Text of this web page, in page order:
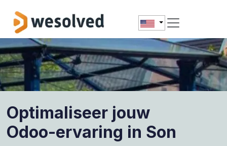
Optimaliseer jouw
Odoo-ervaring in Son